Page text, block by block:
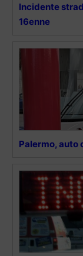
Incidente
16enne
Palermo, auto